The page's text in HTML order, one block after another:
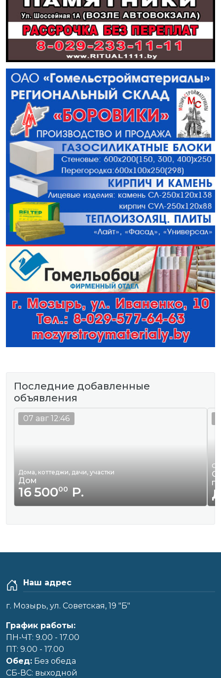
Последние добавленные
объявления
Дома, коттеджи, дачи, участки
Дом
16 50000Р.
07 авг 12:46
Наш адрес
г. Мозырь, ул. Советская, 19 "Б"
График работы:
ПН-ЧТ: 9.00 - 17.00
ПТ: 9.00 - 17.00
Обед: Без обеда
CБ-ВС: выходной